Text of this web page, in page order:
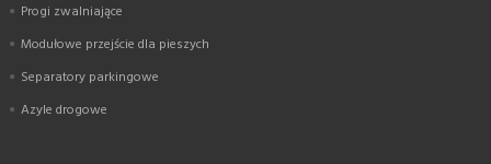
Progi zwalniające
Modułowe przejście dla pieszych
Separatory parkingowe
Azyle drogowe